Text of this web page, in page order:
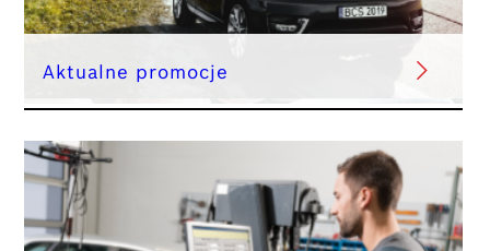
Aktualne promocje